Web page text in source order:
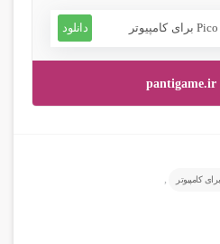
دانلود
,